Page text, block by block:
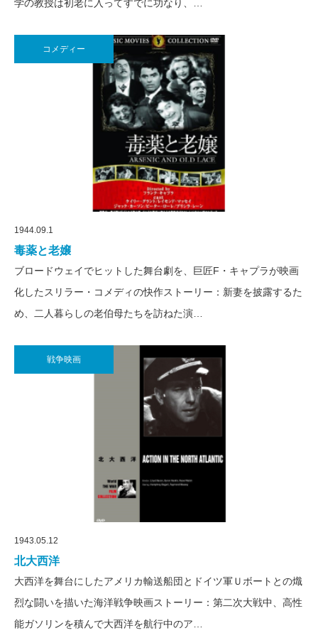
学の教授は初老に入ってすでに功なり、…
コメディー
1944.09.1
毒薬と老嬢
ブロードウェイでヒットした舞台劇を、巨匠F・キャプラが映画
化したスリラー・コメディの快作ストーリー：新妻を披露するた
め、二人暮らしの老伯母たちを訪ねた演…
戦争映画
1943.05.12
北大西洋
大西洋を舞台にしたアメリカ輸送船団とドイツ軍Ｕボートとの熾
烈な闘いを描いた海洋戦争映画ストーリー：第二次大戦中、高性
能ガソリンを積んで大西洋を航行中のア…